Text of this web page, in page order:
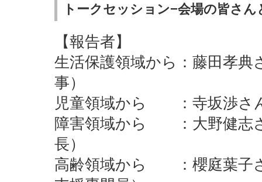
トークセッション−会場の皆さ
【報告者】
生活保護領域から：藤田孝
事）
児童領域から ：寺坂渉さ
障害領域から ：大野健志
長）
高齢領域から ：櫻庭葉子